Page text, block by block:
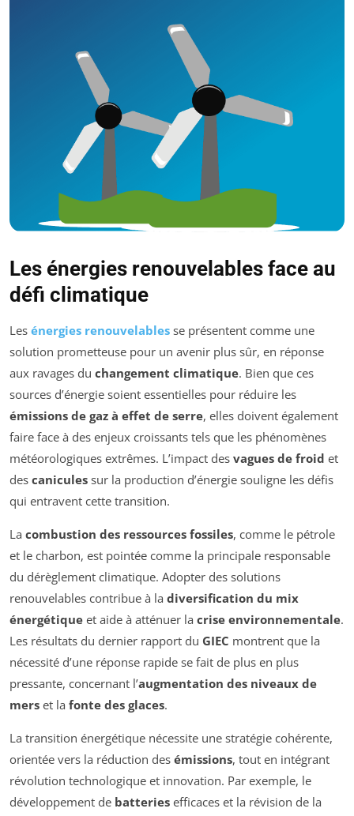
Les énergies renouvelables face au
défi climatique
Les énergies renouvelables se présentent comme une
solution prometteuse pour un avenir plus sûr, en réponse
aux ravages du changement climatique. Bien que ces
sources d’énergie soient essentielles pour réduire les
émissions de gaz à effet de serre, elles doivent également
faire face à des enjeux croissants tels que les phénomènes
météorologiques extrêmes. L’impact des vagues de froid et
des canicules sur la production d’énergie souligne les défis
qui entravent cette transition.
La combustion des ressources fossiles, comme le pétrole
et le charbon, est pointée comme la principale responsable
du dérèglement climatique. Adopter des solutions
renouvelables contribue à la diversification du mix
énergétique et aide à atténuer la crise environnementale.
Les résultats du dernier rapport du GIEC montrent que la
nécessité d’une réponse rapide se fait de plus en plus
pressante, concernant l’augmentation des niveaux de
mers et la fonte des glaces.
La transition énergétique nécessite une stratégie cohérente,
orientée vers la réduction des émissions, tout en intégrant
révolution technologique et innovation. Par exemple, le
développement de batteries efficaces et la révision de la